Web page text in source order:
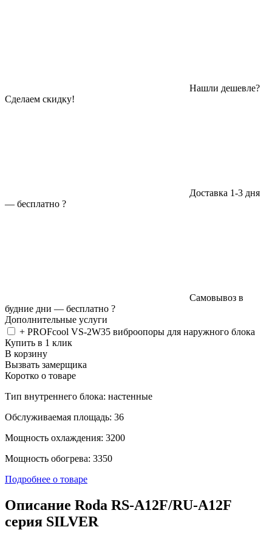
Нашли дешевле?
Сделаем скидку!
Доставка 1-3 дня
— бесплатно ?
Самовывоз в
будние дни — бесплатно ?
Дополнительные услуги
+ PROFcool VS-2W35 виброопоры для наружного блока
Купить в 1 клик
В корзину
Вызвать замерщика
Коротко о товаре
Тип внутреннего блока: настенные
Обслуживаемая площадь: 36
Мощность охлаждения: 3200
Мощность обогрева: 3350
Подробнее о товаре
Описание Roda RS-A12F/RU-A12F
серия SILVER